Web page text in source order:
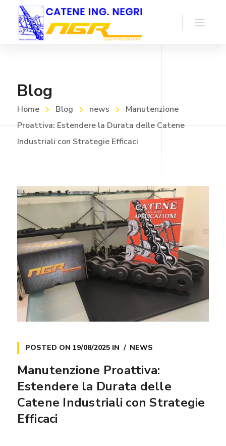
Blog
Home Blog news
Manutenzione
Proattiva: Estendere la Durata delle Catene
Industriali con Strategie Efficaci
POSTED ON 19/08/2025IN NEWS
Manutenzione Proattiva:
Estendere la Durata delle
Catene Industriali con Strategie
Efficaci